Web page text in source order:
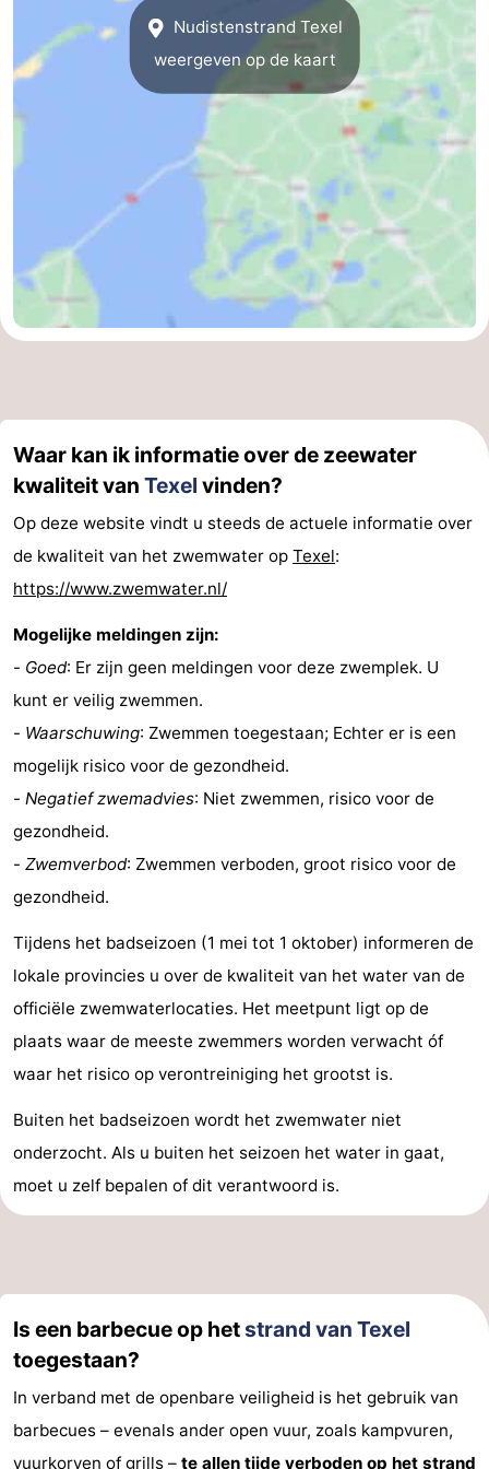
Nudistenstrand Texel
weergeven op de kaart
Waar kan ik informatie over de zeewater
kwaliteit van Texel vinden?
Op deze website vindt u steeds de actuele informatie over
de kwaliteit van het zwemwater op Texel:
https://www.zwemwater.nl/
Mogelijke meldingen zijn:
- Goed: Er zijn geen meldingen voor deze zwemplek. U
kunt er veilig zwemmen.
- Waarschuwing: Zwemmen toegestaan; Echter er is een
mogelijk risico voor de gezondheid.
- Negatief zwemadvies: Niet zwemmen, risico voor de
gezondheid.
- Zwemverbod: Zwemmen verboden, groot risico voor de
gezondheid.
Tijdens het badseizoen (1 mei tot 1 oktober) informeren de
lokale provincies u over de kwaliteit van het water van de
officiële zwemwaterlocaties. Het meetpunt ligt op de
plaats waar de meeste zwemmers worden verwacht óf
waar het risico op verontreiniging het grootst is.
Buiten het badseizoen wordt het zwemwater niet
onderzocht. Als u buiten het seizoen het water in gaat,
moet u zelf bepalen of dit verantwoord is.
Is een barbecue op hetstrand van Texel
toegestaan?
In verband met de openbare veiligheid is het gebruik van
barbecues – evenals ander open vuur, zoals kampvuren,
vuurkorven of grills – te allen tijde verboden op het strand